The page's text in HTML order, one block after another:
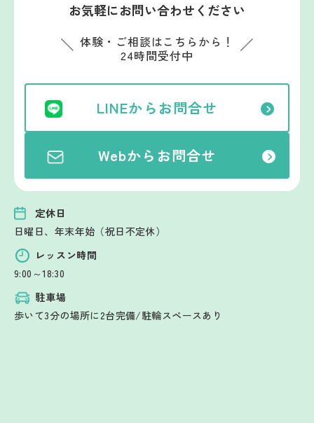
お気軽にお問い合わせください
体験・ご相談はこちらから！
24時間受付中
LINEからお問合せ
Webからお問合せ
定休日
日曜日、年末年始（祝日不定休）
レッスン時間
9:00～18:30
駐車場
歩いて3分の場所に2台完備/駐輪スペースあり